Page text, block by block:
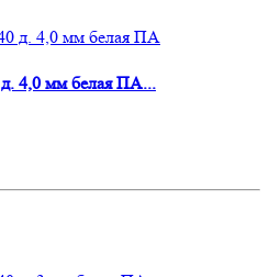
д. 4,0 мм белая ПА...